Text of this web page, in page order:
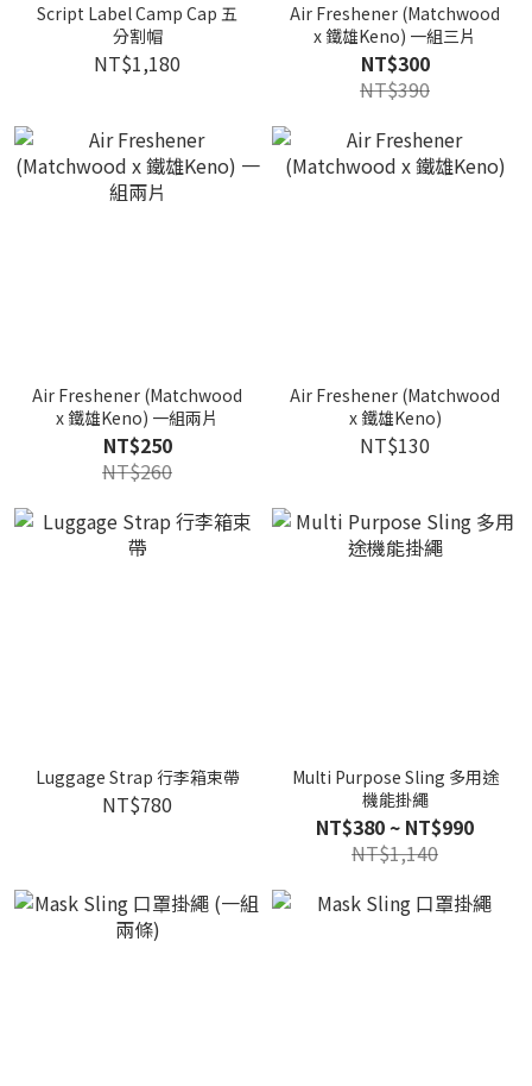
Script Label Camp Cap 五
分割帽
NT$1,180
Air Freshener (Matchwood
x 鐵雄Keno) 一組三片
NT$300
NT$390
Air Freshener (Matchwood
x 鐵雄Keno) 一組兩片
NT$250
NT$260
Air Freshener (Matchwood
x 鐵雄Keno)
NT$130
Luggage Strap 行李箱束帶
NT$780
Multi Purpose Sling 多用途
機能掛繩
NT$380 ~ NT$990
NT$1,140